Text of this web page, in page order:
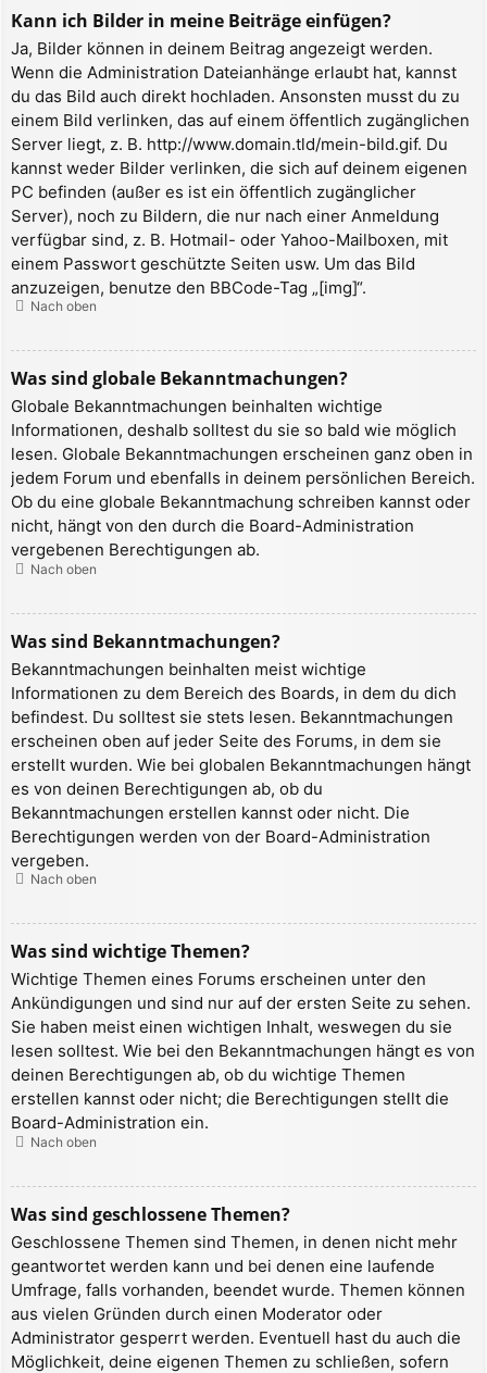
Kann ich Bilder in meine Beiträge einfügen?
Ja, Bilder können in deinem Beitrag angezeigt werden.
Wenn die Administration Dateianhänge erlaubt hat, kannst
du das Bild auch direkt hochladen. Ansonsten musst du zu
einem Bild verlinken, das auf einem öffentlich zugänglichen
Server liegt, z. B. http://www.domain.tld/mein-bild.gif. Du
kannst weder Bilder verlinken, die sich auf deinem eigenen
PC befinden (außer es ist ein öffentlich zugänglicher
Server), noch zu Bildern, die nur nach einer Anmeldung
verfügbar sind, z. B. Hotmail- oder Yahoo-Mailboxen, mit
einem Passwort geschützte Seiten usw. Um das Bild
anzuzeigen, benutze den BBCode-Tag „[img]“.
Nach oben
Was sind globale Bekanntmachungen?
Globale Bekanntmachungen beinhalten wichtige
Informationen, deshalb solltest du sie so bald wie möglich
lesen. Globale Bekanntmachungen erscheinen ganz oben in
jedem Forum und ebenfalls in deinem persönlichen Bereich.
Ob du eine globale Bekanntmachung schreiben kannst oder
nicht, hängt von den durch die Board-Administration
vergebenen Berechtigungen ab.
Nach oben
Was sind Bekanntmachungen?
Bekanntmachungen beinhalten meist wichtige
Informationen zu dem Bereich des Boards, in dem du dich
befindest. Du solltest sie stets lesen. Bekanntmachungen
erscheinen oben auf jeder Seite des Forums, in dem sie
erstellt wurden. Wie bei globalen Bekanntmachungen hängt
es von deinen Berechtigungen ab, ob du
Bekanntmachungen erstellen kannst oder nicht. Die
Berechtigungen werden von der Board-Administration
vergeben.
Nach oben
Was sind wichtige Themen?
Wichtige Themen eines Forums erscheinen unter den
Ankündigungen und sind nur auf der ersten Seite zu sehen.
Sie haben meist einen wichtigen Inhalt, weswegen du sie
lesen solltest. Wie bei den Bekanntmachungen hängt es von
deinen Berechtigungen ab, ob du wichtige Themen
erstellen kannst oder nicht; die Berechtigungen stellt die
Board-Administration ein.
Nach oben
Was sind geschlossene Themen?
Geschlossene Themen sind Themen, in denen nicht mehr
geantwortet werden kann und bei denen eine laufende
Umfrage, falls vorhanden, beendet wurde. Themen können
aus vielen Gründen durch einen Moderator oder
Administrator gesperrt werden. Eventuell hast du auch die
Möglichkeit, deine eigenen Themen zu schließen, sofern